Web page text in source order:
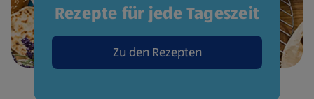
Rezepte für jede Tageszeit
Zu den Rezepten